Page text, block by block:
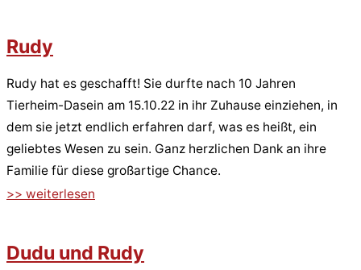
Rudy
Rudy hat es geschafft! Sie durfte nach 10 Jahren
Tierheim-Dasein am 15.10.22 in ihr Zuhause einziehen, in
dem sie jetzt endlich erfahren darf, was es heißt, ein
geliebtes Wesen zu sein. Ganz herzlichen Dank an ihre
Familie für diese großartige Chance.
>> weiterlesen
Dudu und Rudy